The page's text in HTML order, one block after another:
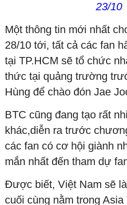
23/10
Một thông tin mới nhất
28/10 tới, tất cả các fan
tại TP.HCM sẽ tổ chức
thức tại quảng trường
Hùng để chào đón Jae
BTC cũng đang tạo rất
khác,diễn ra trước
các fan có cơ hội giành
mắn nhất đến tham dự
Được biết, Việt Nam sẽ
cuối cùng nằm trong Asia